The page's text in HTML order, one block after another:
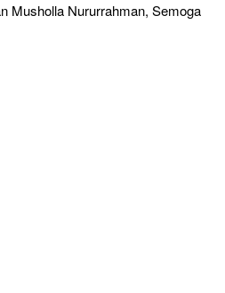
Musholla Nururrahman, Semoga